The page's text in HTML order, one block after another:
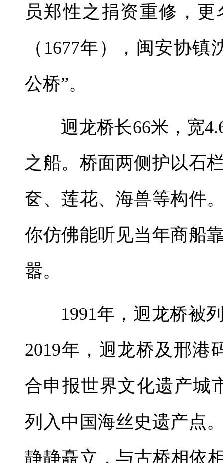
员郑性之捐资重修，
（1677年），闽安协
公桥”。
迥龙桥长66米，宽
之船。桥面两侧护以石
奁、莲花、海兽等构件
你仿佛能听见当年商船
嚣。
1991年，迥龙桥被
2019年，迥龙桥及邢港
合申报世界文化遗产城
列入中国海丝史遗产点
静静矗立，与古桥相依